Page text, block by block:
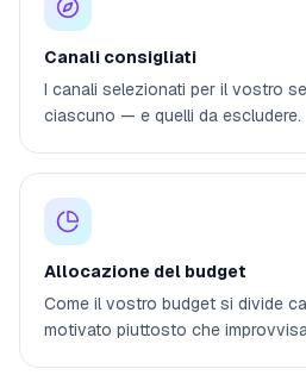
Canali consigliati
I canali selezionati per il vostro
ciascuno — e quelli da escludere.
Allocazione del budget
Come il vostro budget si divide
motivato piuttosto che